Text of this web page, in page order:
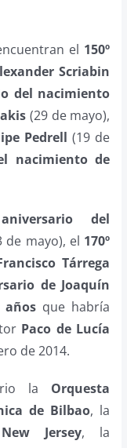
el 150º
Scriabin
del nacimiento
(29 de mayo),
Pedrell (19 de
nacimiento de
del
de mayo), el 170º
Tárrega
de Joaquín
años que habría
Paco de Lucía
de 2014.
la Orquesta
de Bilbao, la
Jersey, la